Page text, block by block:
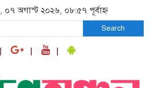
০৭ অগাস্ট ২০২৬, ০৮:৫৭ পূর্বাহ্ন
Search